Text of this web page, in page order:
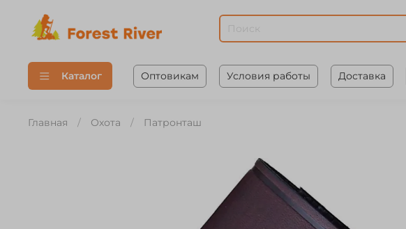
Каталог Оптовикам Условия работы Доставка
Главная Охота Патронташ